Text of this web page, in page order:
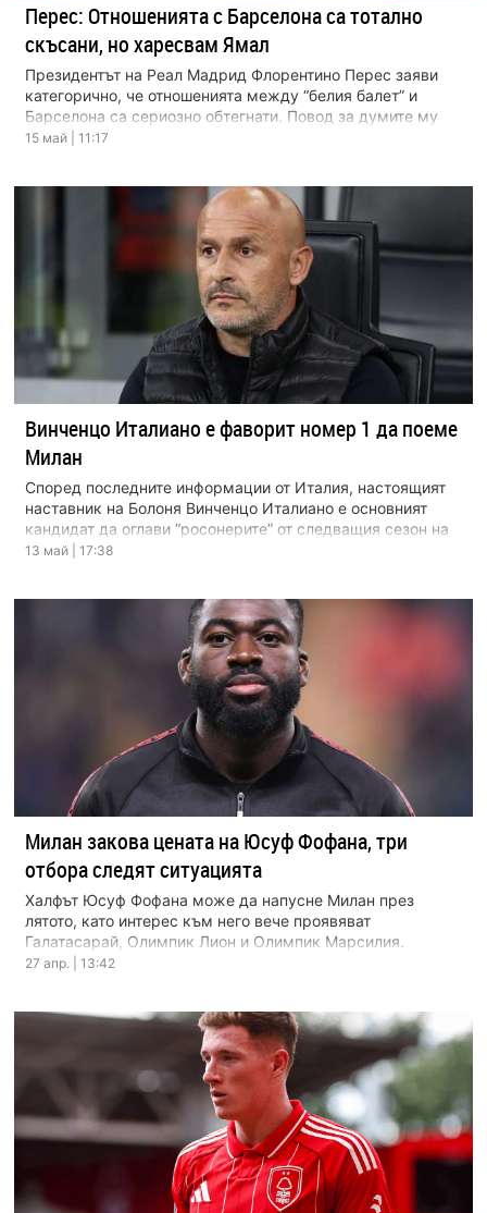
Перес: Отношенията с Барселона са тотално
скъсани, но харесвам Ямал
Президентът на Реал Мадрид Флорентино Перес заяви
категорично, че отношенията между “белия балет” и
Барселона са сериозно обтегнати. Повод за думите му
стана […]
15 май | 11:17
Винченцо Италиано е фаворит номер 1 да поеме
Милан
Според последните информации от Италия, настоящият
наставник на Болоня Винченцо Италиано е основният
кандидат да оглави “росонерите” от следващия сезон на
фона на […]
13 май | 17:38
Милан закова цената на Юсуф Фофана, три
отбора следят ситуацията
Халфът Юсуф Фофана може да напусне Милан през
лятото, като интерес към него вече проявяват
Галатасарай, Олимпик Лион и Олимпик Марсилия.
Въпреки че […]
27 апр. | 13:42